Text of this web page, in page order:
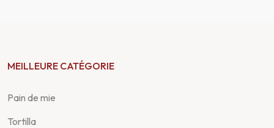
MEILLEURE CATÉGORIE
Pain de mie
Tortilla